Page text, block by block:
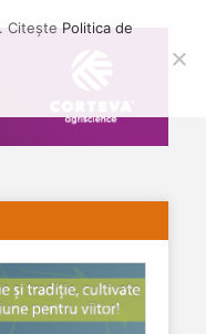
Citește Politica de